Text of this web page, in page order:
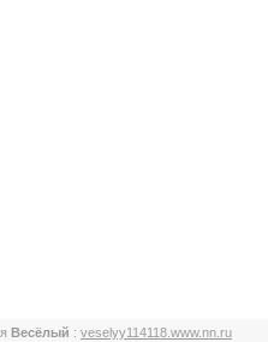
Весёлый : veselyy114118.www.nn.ru